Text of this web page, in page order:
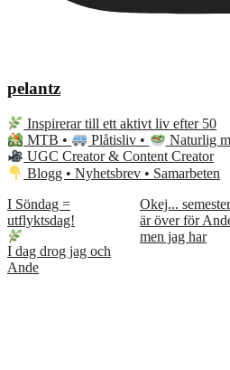
pelantz
Inspirerar till ett aktivt liv efter 50
MTB •
Plåtisliv •
Naturlig
UGC Creator & Content Creator
Blogg • Nyhetsbrev • Samarbeten
I Söndag =
utflyktsdag!
I dag drog jag och
Ande
Okej...
är över för
men jag har